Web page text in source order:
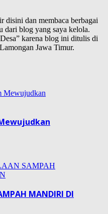
disini dan membaca berbagai
dari blog yang saya kelola.
karena blog ini ditulis di
Jawa Timur.
MANDIRI DI